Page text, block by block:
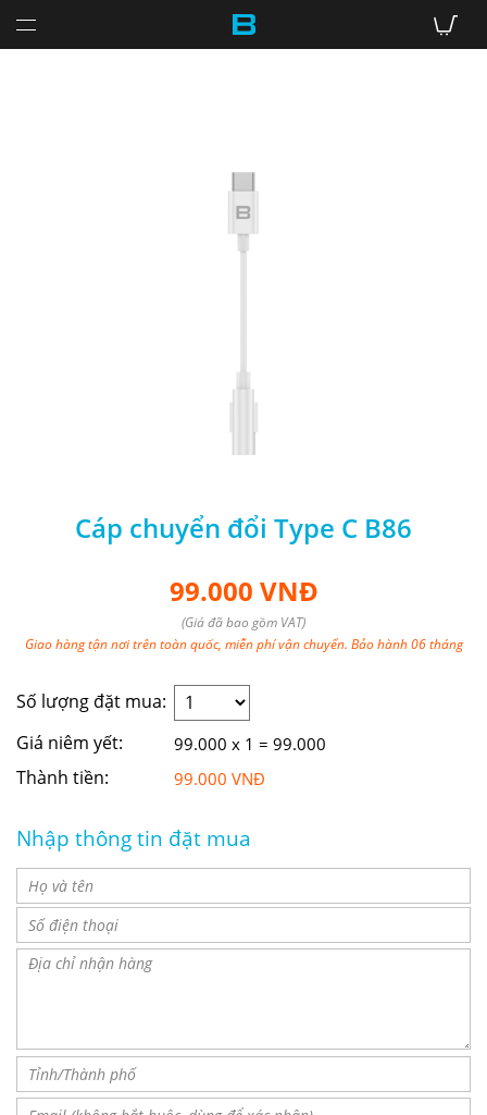
Cáp chuyển đổi Type C B86
99.000 VNĐ
(Giá đã bao gồm VAT)
Giao hàng tận nơi trên toàn quốc, miễn phí vận chuyển. Bảo hành 06 tháng
Số lượng đặt mua:
Giá niêm yết:
99.000 x 1 = 99.000
Thành tiền: 99.000 VNĐ
Nhập thông tin đặt mua